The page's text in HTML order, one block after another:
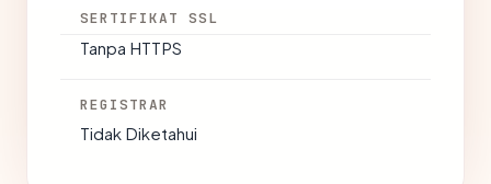
SERTIFIKAT SSL
Tanpa HTTPS
REGISTRAR
Tidak Diketahui